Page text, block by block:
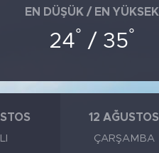
EN DÜŞÜK / EN YÜKSEK
24° / 35°
12 AĞUSTOS
ÇARŞAMBA